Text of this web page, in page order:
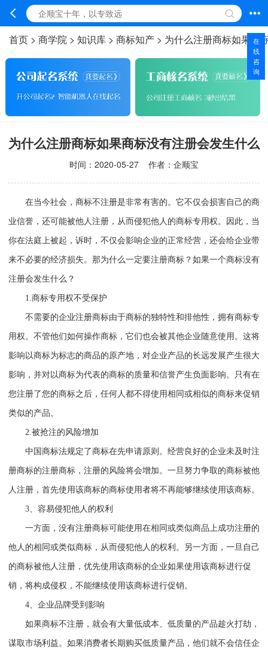
首页 > 商学院 > 知识库 > 商标知产 > 为什么注册商标如果商
为什么注册商标如果商标没有注册会发生什么
时间： 2020-05-27 作者：企顺宝
在当今社会，商标不注册是非常有害的。它不仅会损害自己的商
业信誉，还可能被他人注册，从而侵犯他人的商标专用权。因此，当
你在法庭上被起，诉时，不仅会影响企业的正常经营，还会给企业带
来不必要的经济损失。那为什么一定要注册商标？如果一个商标没有
注册会发生什么？
1.商标专用权不受保护
不需要的企业注册商标由于商标的独特性和排他性，拥有商标专
用权。不管他们如何操作商标，它们也会被其他企业随意使用。这将
影响以商标为标志的商品的原产地，对企业产品的长远发展产生很大
影响，并对以商标为代表的商标的质量和信誉产生负面影响。只有在
您注册了您的商标之后，任何人都不得使用相同或相似的商标来促销
类似的产品。
2.被抢注的风险增加
中国商标法规定了商标在先申请原则。经营良好的企业未及时注
册商标的注册商标，注册的风险将会增加。一旦努力争取的商标被他
人注册，首先使用该商标的商标使用者将不再能够继续使用该商标。
3、容易侵犯他人的权利
一方面，没有注册商标可能使用在相同或类似商品上成功注册的
他人的相同或类似商标，从而侵犯他人的权利。另一方面，一旦自己
的商标被他人注册，优先使用该商标的企业如果使用该商标进行促
销，将构成侵权，不能继续使用该商标进行促销。
4、企业品牌受到影响
如果商标不注册，就会有大量低成本、低质量的产品趁火打劫，
谋取市场利益。如果消费者长期购买低质量产品，他们就不会信任企
在
线
咨
询